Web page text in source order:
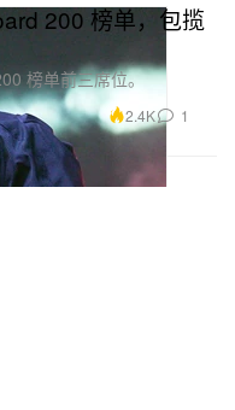
200 榜单，包揽
榜单前三席位。
2.4K 1